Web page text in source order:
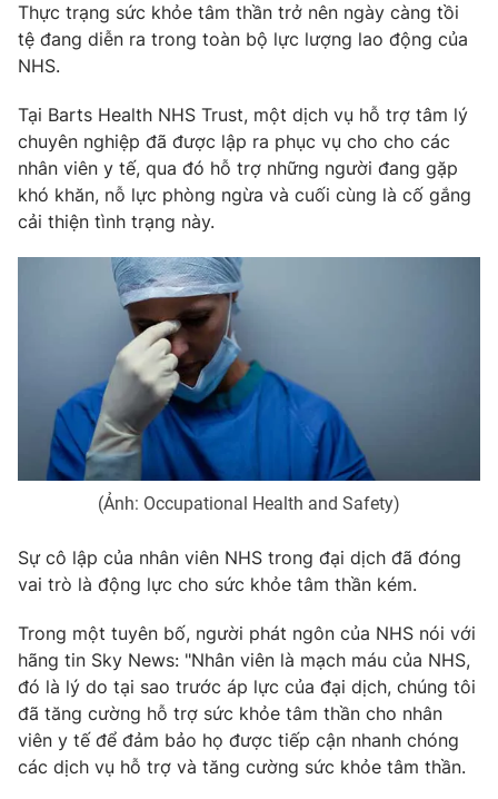
Nhân vật
Khán giả
Giải sao mai
Âm nhạc
Đời sống
Du lịch
Làm đẹp
Chất lượng cuộc sống
Giáo dục
Tuyển sinh
Học trực tuyến
Công nghệ
Hitech Công nghệ tương lai
Sản phẩm
Giao lưu trực tuyến
Lịch phát sóng
Chuyên mục khác
Emagazine Podcast
Photo Infographic
VTV Money VTV Thể thao
VTV Sức khoẻ Bất động sản
Thị trường 24h Tấm lòng Việt
Vươn mình bằng AI
Thực trạng sức khỏe tâm thần trở nên ngày càng tồi
tệ đang diễn ra trong toàn bộ lực lượng lao động của
NHS.
Tại Barts Health NHS Trust, một dịch vụ hỗ trợ tâm lý
chuyên nghiệp đã được lập ra phục vụ cho cho các
nhân viên y tế, qua đó hỗ trợ những người đang gặp
khó khăn, nỗ lực phòng ngừa và cuối cùng là cố gắng
cải thiện tình trạng này.
(Ảnh: Occupational Health and Safety)
Sự cô lập của nhân viên NHS trong đại dịch đã đóng
vai trò là động lực cho sức khỏe tâm thần kém.
Trong một tuyên bố, người phát ngôn của NHS nói với
hãng tin Sky News: "Nhân viên là mạch máu của NHS,
đó là lý do tại sao trước áp lực của đại dịch, chúng tôi
đã tăng cường hỗ trợ sức khỏe tâm thần cho nhân
viên y tế để đảm bảo họ được tiếp cận nhanh chóng
các dịch vụ hỗ trợ và tăng cường sức khỏe tâm thần.